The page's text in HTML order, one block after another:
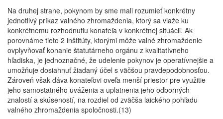
Na druhej strane, pokynom by sme mali rozumieť konkrétny
jednotlivý príkaz valného zhromaždenia, ktorý sa viaže ku
konkrétnemu rozhodnutiu konateľa v konkrétnej situácii. Ak
porovnáme tieto 2 inštitúty, ktorými môže valné zhromaždenie
ovplyvňovať konanie štatutárneho orgánu z kvalitatívneho
hľadiska, je jednoznačné, že udelenie pokynov je operatívnejšie a
umožňuje dosiahnuť žiadaný účel s väčšou pravdepodobnosťou.
Zároveň však dáva konateľovi oveľa menší priestor pre využitie
jeho samostatného uváženia a uplatnenia jeho odborných
znalostí a skúseností, na rozdiel od zväčša laického pohľadu
valného zhromaždenia spoločnosti.(13)